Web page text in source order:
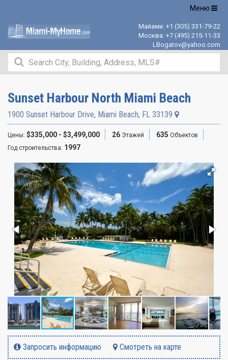
Открыть
Меню
Майами: +1 (305) 331-79-22
Москва: +7 (495) 215-11-33
LBogatov@yahoo.com
Sunset Harbour North Miami Beach
1900 Sunset Harbour Drive, Miami Beach, FL 33139
Цены: $335,000 - $3,499,000 26 Этажей 635 Объектов
Год строительства: 1997
Запросить информацию Смотреть на карте